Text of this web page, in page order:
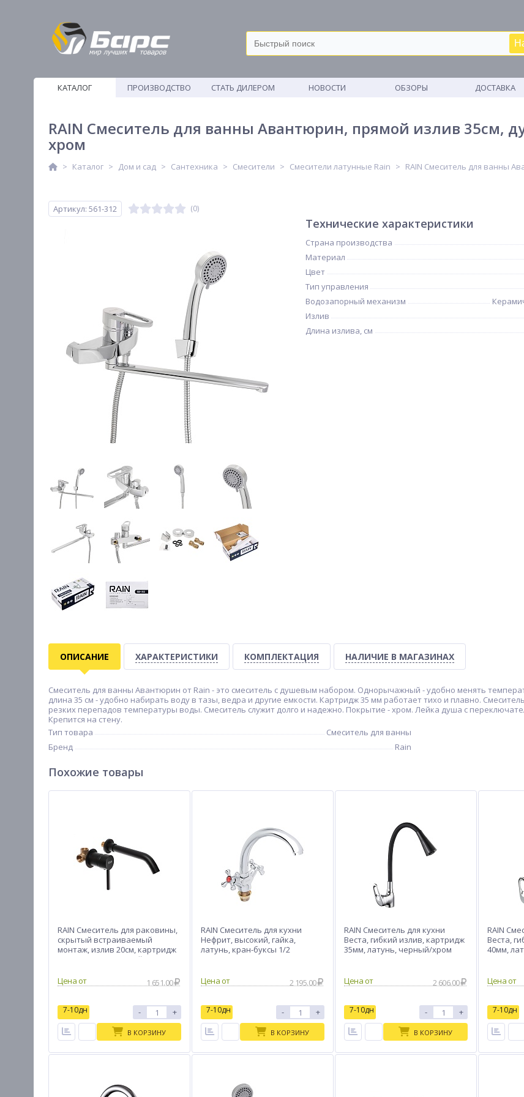
КАТАЛОГ
ПРОИЗВОДСТВО
СТАТЬ ДИЛЕРОМ НОВОСТИ ОБЗОРЫ ДОСТАВКА
RAIN Смеситель для ванны Авантюрин, прямой излив 35см,
хром
Каталог Дом и сад Сантехника Смесители Смесители латунные Rain RAIN Смеситель для ванны
Артикул: 561-312 (0)
Технические характеристики
Страна производства
Материал
Цвет
Тип управления
Водозапорный механизм
Излив
Длина излива, см
ОПИСАНИЕ ХАРАКТЕРИСТИКИ КОМПЛЕКТАЦИЯ НАЛИЧИЕ В МАГАЗИНАХ
Смеситель для ванны Авантюрин от Rain - это смеситель с душевым набором. Однорычажный - удобно менять
длина 35 см - удобно набирать воду в тазы, ведра и другие емкости. Картридж 35 мм работает тихо и плавно.
резких перепадов температуры воды. Смеситель служит долго и надежно. Покрытие - хром. Лейка душа с
Крепится на стену.
Тип товара
Смеситель для ванны
Бренд
Rain
Похожие товары
RAIN Смеситель для раковины,
скрытый встраиваемый
монтаж, излив 20см, картридж
35мм, латунь, черный
Цена от
1 651.00
7-10дн - +
В КОРЗИНУ
RAIN Смеситель для кухни
Нефрит, высокий, гайка,
латунь, кран-буксы 1/2
Цена от 2 195.00
7-10дн - +
В КОРЗИНУ
RAIN Смеситель для кухни
Веста, гибкий излив, картридж
35мм, латунь, черный/хром
Цена от 2 606.00
7-10дн - +
В КОРЗИНУ
RAIN
Веста,
40мм,
Цена от
7-10дн